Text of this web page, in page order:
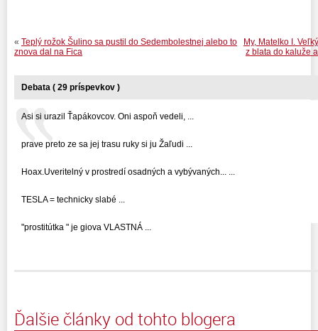
My, Matelko I.
z blata do kaluže
« Teplý rožok Šulino sa pustil do Sedembolestnej alebo to
znova dal na Fica
Debata ( 29 príspevkov )
Asi si urazil Ťapákovcov. Oni aspoň vedeli, ...
prave preto ze sa jej trasu ruky si ju Žaľudi ...
Hoax.Uveritelný v prostredí osadných a vybývaných... ...
TESLA = technicky slabé ...
"prostitútka " je giova VLASTNÁ ...
Ďalšie články od tohto blogera